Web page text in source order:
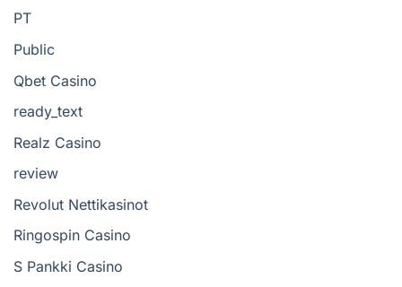
PT
Public
Qbet Casino
ready_text
Realz Casino
review
Revolut Nettikasinot
Ringospin Casino
S Pankki Casino